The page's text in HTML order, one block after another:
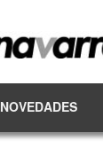
NOVEDADES